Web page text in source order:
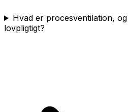
Hvad er procesventilation,
lovpligtigt?